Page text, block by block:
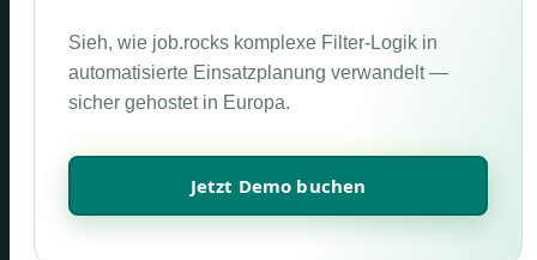
Sieh, wie job.rocks komplexe Filter-Logik in
automatisierte Einsatzplanung verwandelt —
sicher gehostet in Europa.
Jetzt Demo buchen